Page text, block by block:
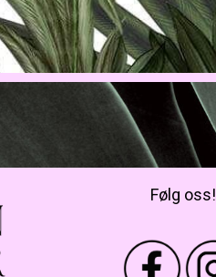
Følg oss!